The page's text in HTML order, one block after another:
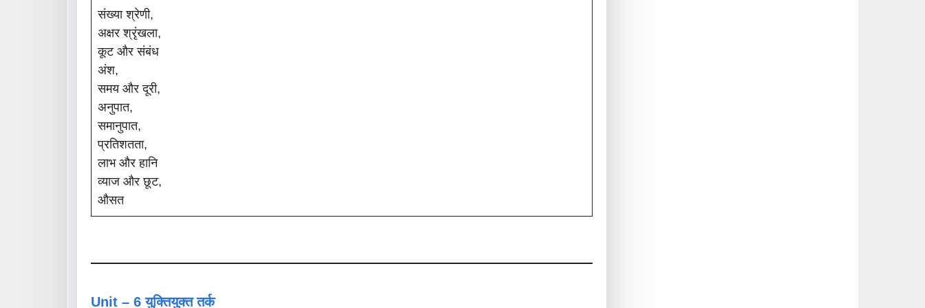
संख्या श्रेणी,
अक्षर श्रृंखला,
कूट और संबंध
अंश,
समय और दूरी,
अनुपात,
समानुपात,
प्रतिशतता,
लाभ और हानि
व्याज और छूट,
औसत
Unit – 6 युक्तियुक्त तर्क